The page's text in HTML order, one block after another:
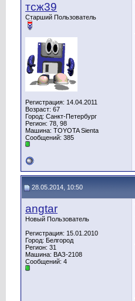
тсж39
Старший Пользователь
Регистрация: 14.04.2011
Возраст: 67
Город: Санкт-Петербург
Регион: 78, 98
Машина: TOYOTA Sienta
Сообщений: 385
28.05.2014, 10:50
angtar
Новый Пользователь
Регистрация: 15.01.2010
Город: Белгород
Регион: 31
Машина: ВАЗ-2108
Сообщений: 4